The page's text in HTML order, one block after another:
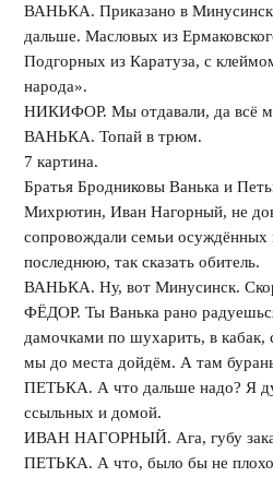
ВАНЬКА. Приказано в
дальше. Масловых из
Подгорных из Каратуза, с
народа».
НИКИФОР. Мы отдавали, да всё
ВАНЬКА. Топай в трюм.
7 картина.
Братья Бродниковы Ванька и
Михрютин, Иван Нагорный, не
сопровождали семьи осуждённых
последнюю, так сказать обитель.
ВАНЬКА. Ну, вот Минусинск.
ФЁДОР. Ты Ванька рано
дамочками по шухарить, в кабак,
мы до места дойдём. А там
ПЕТЬКА. А что дальше надо? Я
ссыльных и домой.
ИВАН НАГОРНЫЙ. Ага, губу
ПЕТЬКА. А что, было бы не